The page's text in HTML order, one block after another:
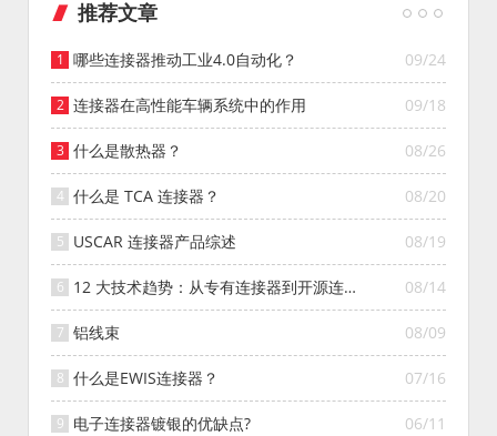
推荐文章
09/24
哪些连接器推动工业4.0自动化？
09/18
连接器在高性能车辆系统中的作用
08/26
什么是散热器？
08/20
什么是 TCA 连接器？
08/19
USCAR 连接器产品综述
08/14
12 大技术趋势：从专有连接器到开源连接
器的演变
08/09
铝线束
07/16
什么是EWIS连接器？
06/11
电子连接器镀银的优缺点?